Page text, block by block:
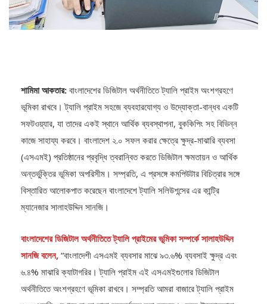
ভূমিকা রাখবে। ট্যালি প্রাইম সহজে ব্যবহারযোগ্য ও উদ্যোক্তা-বান্ধব একটি
সফটওয়্যার, যা তাদের একই স্থানে আর্থিক ব্যবস্থাপনা, বুককিপিং সহ বিভিন্ন
কাজে সাহায্য করবে। বাংলাদেশ ২.০ সফল করার ক্ষেত্রে ক্ষুদ্র-মাঝারি ব্যবসা
(এসএমই) প্রতিষ্ঠানের প্রবৃদ্ধি ত্বরান্বিত করতে ডিজিটাল ক্ষমতায়ন ও আর্থিক
অন্তর্ভুক্তির ভূমিকা অপরিসীম। সম্প্রতি, এ প্রসঙ্গে কমপিউটার বিচিত্রার সঙ্গে
বিস্তারিত আলোকপাত করেছেন বাংলাদেশে ট্যালি সলিউশন্সের এর কান্ট্রি
ম্যানেজার সালাহউদ্দিন সানজি।
সানজি বলেন,“বাংলাদেশী এসএমই ব্যবসার মাঝে ৯৩.৬% ব্যবসাই ক্ষুদ্র এবং
৬.৪% মাঝারি ক্যাটাগরির। ট্যালি প্রাইম এই এসএমইগুলোর ডিজিটাল
অর্থনীতিতে অংশগ্রহণে ভূমিকা রাখবে। সম্প্রতি আমরা বাজারে ট্যালি প্রাইম
৫.০ এনেছি, যেখানে বাংলা ভাষা অন্তর্ভুক্ত করা হয়েছে। যেসব উদ্যোক্তারা